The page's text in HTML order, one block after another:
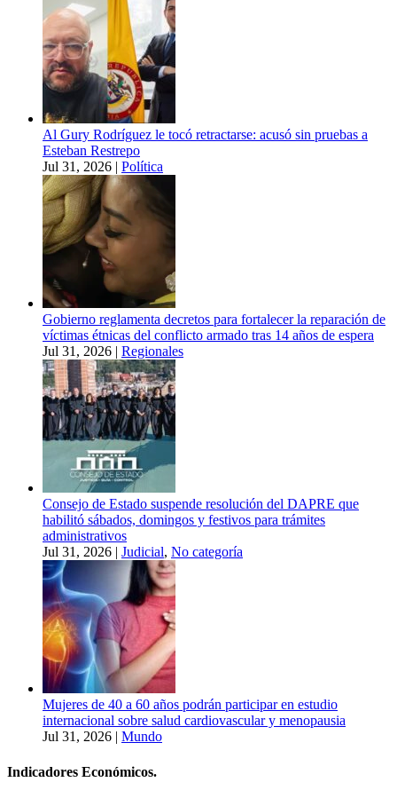
Al Gury Rodríguez le tocó retractarse: acusó sin pruebas a
Esteban Restrepo
Jul 31, 2026
Política
Gobierno reglamenta decretos para fortalecer la reparación de
víctimas étnicas del conflicto armado tras 14 años de espera
Jul 31, 2026
Regionales
Consejo de Estado suspende resolución del DAPRE que
habilitó sábados, domingos y festivos para trámites
administrativos
Jul 31, 2026
Judicial, No categoría
Mujeres de 40 a 60 años podrán participar en estudio
internacional sobre salud cardiovascular y menopausia
Jul 31, 2026
Mundo
Indicadores Económicos.